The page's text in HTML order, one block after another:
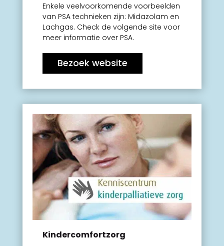
Enkele veelvoorkomende voorbeelden
van PSA technieken zijn: Midazolam en
Lachgas. Check de volgende site voor
meer informatie over PSA.
Bezoek website
Kindercomfortzorg